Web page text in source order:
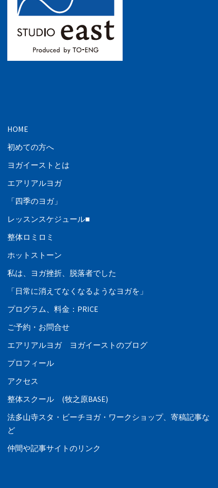
HOME
初めての方へ
ヨガイーストとは
エアリアルヨガ
「四季のヨガ」
レッスンスケジュール■
整体ロミロミ
ホットストーン
私は、ヨガ挫折、脱落者でした
「日常に消えてなくなるようなヨガを」
プログラム、料金：PRICE
ご予約・お問合せ
エアリアルヨガ ヨガイーストのブログ
プロフィール
アクセス
整体スクール (牧之原BASE)
法多山寺スタ・ビーチヨガ・ワークショップ、寄稿記事な
ど
仲間や記事サイトのリンク